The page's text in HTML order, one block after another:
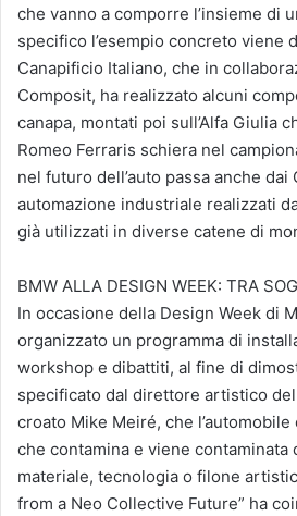
che vanno a comporre l’insieme di
specifico l’esempio concreto viene
Canapificio Italiano, che in
Composit, ha realizzato alcuni
canapa, montati poi sull’Alfa Giulia
Romeo Ferraris schiera nel
nel futuro dell’auto passa anche
automazione industriale realizzati
già utilizzati in diverse catene di
BMW ALLA DESIGN WEEK: TRA
In occasione della Design Week di
organizzato un programma di
workshop e dibattiti, al fine di
specificato dal direttore artistico
croato Mike Meiré, che
che contamina e viene contaminata
materiale, tecnologia o filone
from a Neo Collective Future” ha